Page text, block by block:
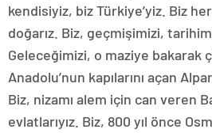
kendisiyiz, biz Türkiye’yiz. Biz
doğarız. Biz, geçmişimizi,
Geleceğimizi, o maziye bakarak
Anadolu’nun kapılarını açan
Biz, nizamı alem için can veren
evlatlarıyız. Biz, 800 yıl önce